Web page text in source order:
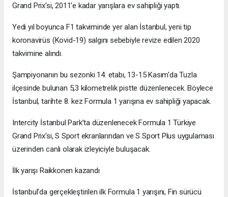
Grand Prix'si, 2011'e kadar yarışlara ev sahipliği yaptı.
Yedi yıl boyunca F1 takviminde yer alan İstanbul, yeni tip
koronavirüs (Kovid-19) salgını sebebiyle revize edilen 2020
takvimine alındı.
Şampiyonanın bu sezonki 14. etabı, 13-15 Kasım'da Tuzla
ilçesinde bulunan 5,3 kilometrelik pistte düzenlenecek. Böylece
İstanbul, tarihte 8. kez Formula 1 yarışına ev sahipliği yapacak.
Intercity İstanbul Park’ta düzenlenecek Formula 1 Türkiye
Grand Prix'si, S Sport ekranlarından ve S Sport Plus uygulaması
üzerinden canlı olarak izleyiciyle buluşacak.
İlk yarışı Raikkonen kazandı
İstanbul'da gerçekleştirilen ilk Formula 1 yarışını, Fin sürücü